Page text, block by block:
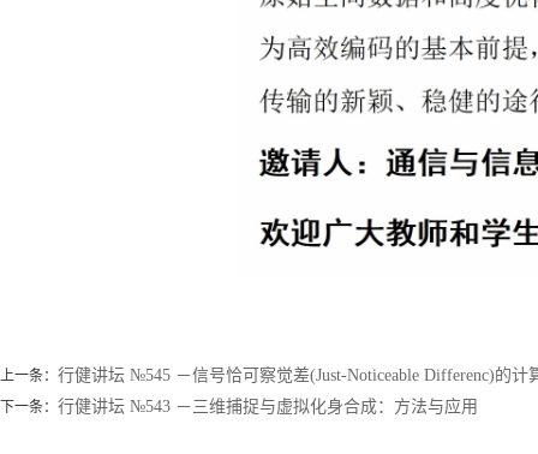
上一条： 行健讲坛 №545 －信号恰可察觉差(Just-Noticeable Differenc)的计
下一条： 行健讲坛 №543 －三维捕捉与虚拟化身合成：方法与应用